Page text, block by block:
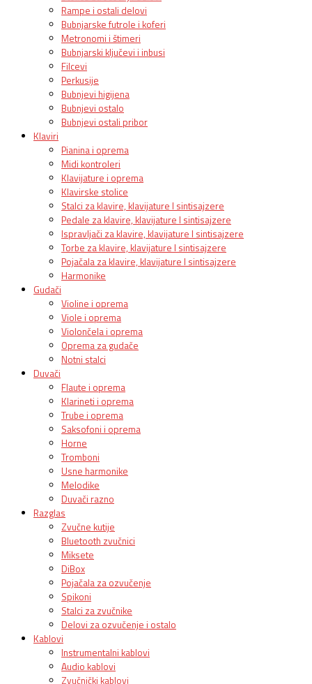
Rampe i ostali delovi
Bubnjarske futrole i koferi
Metronomi i štimeri
Bubnjarski ključevi i inbusi
Filcevi
Perkusije
Bubnjevi higijena
Bubnjevi ostalo
Bubnjevi ostali pribor
Klaviri
Pianina i oprema
Midi kontroleri
Klavijature i oprema
Klavirske stolice
Stalci za klavire, klavijature I sintisajzere
Pedale za klavire, klavijature I sintisajzere
Ispravljači za klavire, klavijature I sintisajzere
Torbe za klavire, klavijature I sintisajzere
Pojačala za klavire, klavijature I sintisajzere
Harmonike
Gudači
Violine i oprema
Viole i oprema
Violončela i oprema
Oprema za gudače
Notni stalci
Duvači
Flaute i oprema
Klarineti i oprema
Trube i oprema
Saksofoni i oprema
Horne
Tromboni
Usne harmonike
Melodike
Duvači razno
Razglas
Zvučne kutije
Bluetooth zvučnici
Miksete
DiBox
Pojačala za ozvučenje
Spikoni
Stalci za zvučnike
Delovi za ozvučenje i ostalo
Kablovi
Instrumentalni kablovi
Audio kablovi
Zvučnički kablovi